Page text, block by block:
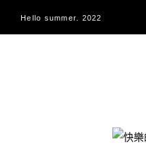
Hello summer. 2022